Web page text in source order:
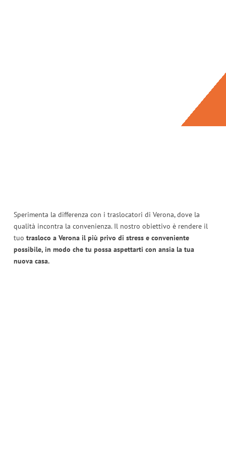
Sperimenta la differenza con i traslocatori di Verona, dove la
qualità incontra la convenienza. Il nostro obiettivo è rendere il
tuo trasloco a Verona il più privo di stress e conveniente
possibile, in modo che tu possa aspettarti con ansia la tua
nuova casa.